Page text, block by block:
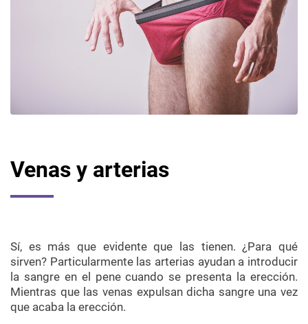
Venas y arterias
Sí, es más que evidente que las tienen. ¿Para qué
sirven? Particularmente las arterias ayudan a introducir
la sangre en el pene cuando se presenta la erección.
Mientras que las venas expulsan dicha sangre una vez
que acaba la erección.